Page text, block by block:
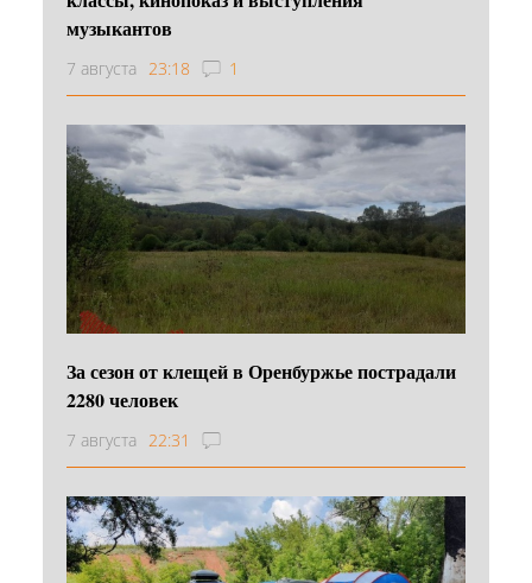
музыкантов
7 августа 23:18 1
За сезон от клещей в Оренбуржье пострадали
2280 человек
7 августа 22:31